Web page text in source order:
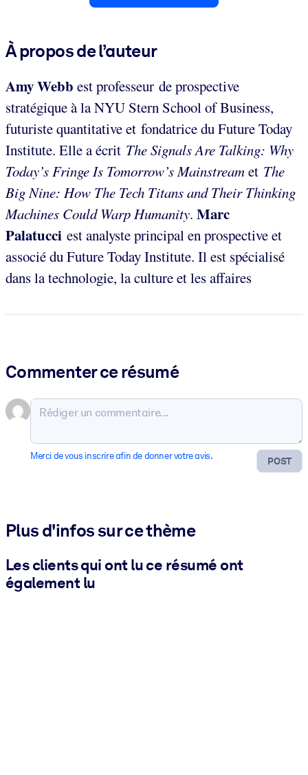
À propos de l’auteur
Amy Webb est professeur de prospective
stratégique à la NYU Stern School of Business,
futuriste quantitative et fondatrice du Future Today
Institute. Elle a écrit The Signals Are Talking: Why
Today’s Fringe Is Tomorrow’s Mainstreamet The
Big Nine: How The Tech Titans and Their Thinking
Machines Could Warp Humanity. Marc
Palatucci est analyste principal en prospective et
associé du Future Today Institute. Il est spécialisé
dans la technologie, la culture et les affaires
Commenter ce résumé
POST
Merci de vous inscrire afin de donner votre avis.
Plus d'infos sur ce thème
Les clients qui ont lu ce résumé ont
également lu